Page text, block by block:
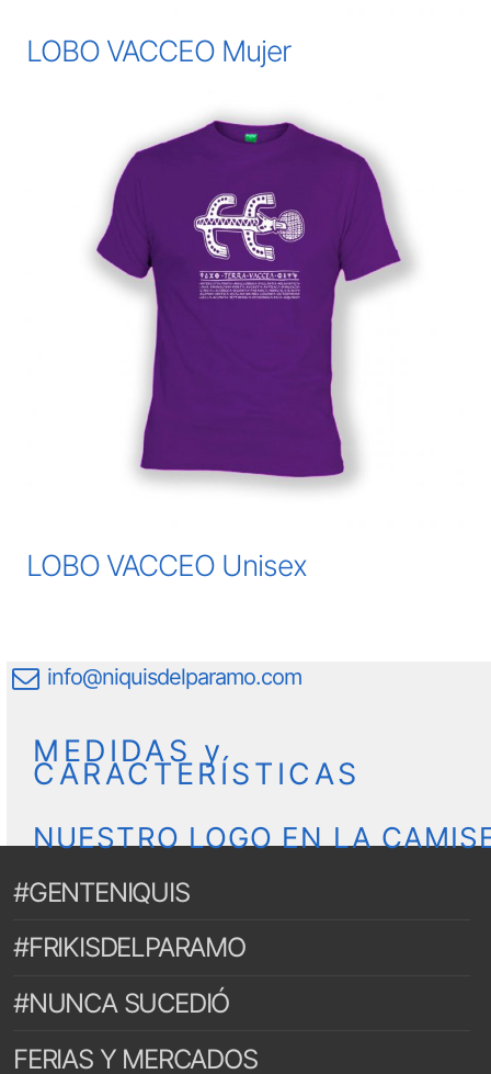
LOBO VACCEO Mujer
LOBO VACCEO Unisex
info@niquisdelparamo.com
MEDIDAS y
CARACTERÍSTICAS
NUESTRO LOGO EN LA
#GENTENIQUIS
#FRIKISDELPARAMO
#NUNCA SUCEDIÓ
FERIAS Y MERCADOS